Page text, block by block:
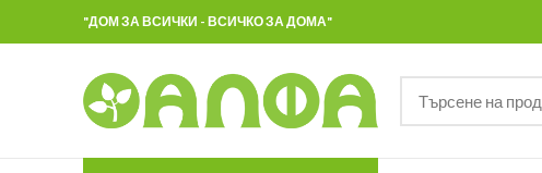
"ДОМ ЗА ВСИЧКИ - ВСИЧКО ЗА ДОМА"